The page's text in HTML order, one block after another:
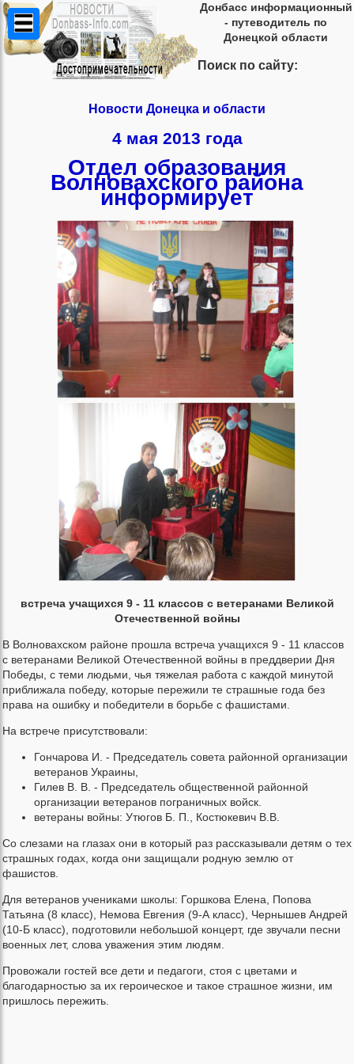
Донбасс информационный
- путеводитель по
Донецкой области
Поиск по сайту:
Новости Донецка и области
4 мая 2013 года
Отдел образования
Волновахского района
информирует
встреча учащихся 9 - 11 классов с ветеранами Великой
Отечественной войны
В Волновахском районе прошла встреча учащихся 9 - 11 классов
с ветеранами Великой Отечественной войны в преддверии Дня
Победы, с теми людьми, чья тяжелая работа с каждой минутой
приближала победу, которые пережили те страшные года без
права на ошибку и победители в борьбе с фашистами.
На встрече присутствовали:
Гончарова И. - Председатель совета районной организации
ветеранов Украины,
Гилев В. В. - Председатель общественной районной
организации ветеранов пограничных войск.
ветераны войны: Утюгов Б. П., Костюкевич В.В.
Со слезами на глазах они в который раз рассказывали детям о тех
страшных годах, когда они защищали родную землю от
фашистов.
Для ветеранов учениками школы: Горшкова Елена, Попова
Татьяна (8 класс), Немова Евгения (9-А класс), Чернышев Андрей
(10-Б класс), подготовили небольшой концерт, где звучали песни
военных лет, слова уважения этим людям.
Провожали гостей все дети и педагоги, стоя с цветами и
благодарностью за их героическое и такое страшное жизни, им
пришлось пережить.